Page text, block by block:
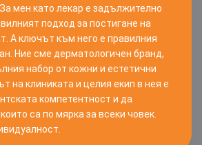
мен като лекар е задължително
подход за постигане на
А ключът към него е правилния
Ние сме дерматологичен бранд,
набор от кожни и естетични
на клиниката и целия екип в нея е
компетентност и да
са по мярка за всеки човек.